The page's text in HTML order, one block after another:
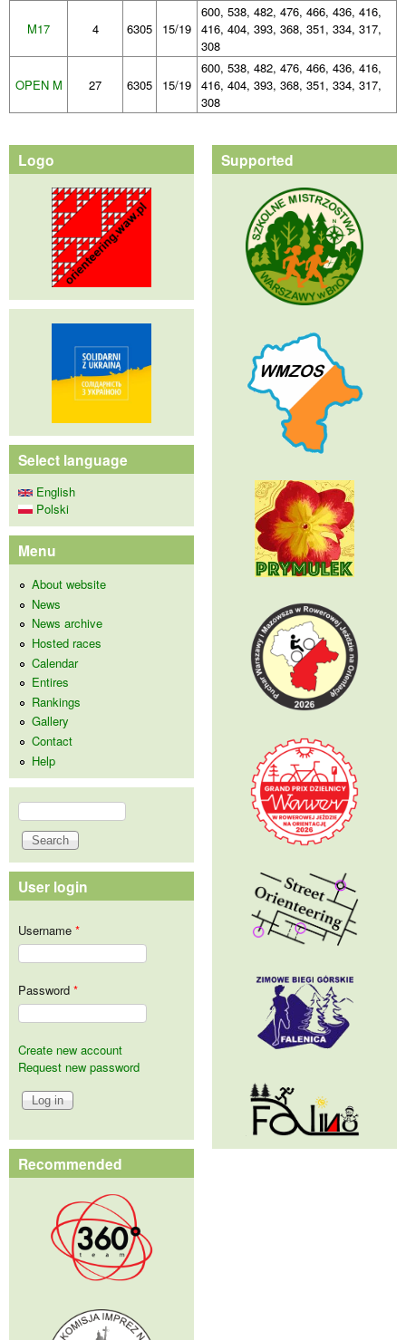
M17 4 6305 15/19
600, 538, 482, 476, 466, 436, 416,
416, 404, 393, 368, 351, 334, 317,
308
OPEN M 27 6305 15/19
600, 538, 482, 476, 466, 436, 416,
416, 404, 393, 368, 351, 334, 317,
308
Logo
Select language
English
Polski
Menu
About website
News
News archive
Hosted races
Calendar
Entires
Rankings
Gallery
Contact
Help
Search form
Search
User login
Username *
Password *
Create new account
Request new password
Recommended
Supported